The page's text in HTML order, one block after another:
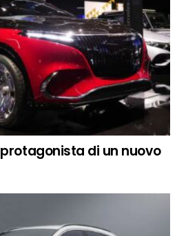
protagonista di un nuovo